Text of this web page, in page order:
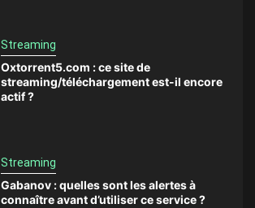
Streaming
Oxtorrent5.com : ce site de
streaming/téléchargement est-il encore
actif ?
Streaming
Gabanov : quelles sont les alertes à
connaître avant d’utiliser ce service ?